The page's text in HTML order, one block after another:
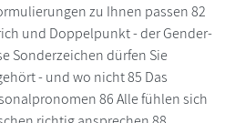
zu Ihnen passen 82
und Doppelpunkt - der Gender-
Sonderzeichen dürfen Sie
- und wo nicht 85 Das
86 Alle fühlen sich